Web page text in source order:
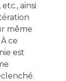
ainsi
même
ce
est